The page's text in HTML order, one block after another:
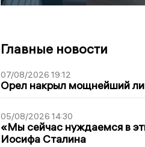
Главные новости
07/08/2026 19:12
Орел накрыл мощнейший
05/08/2026 14:30
«Мы сейчас нуждаемся в
Иосифа Сталина